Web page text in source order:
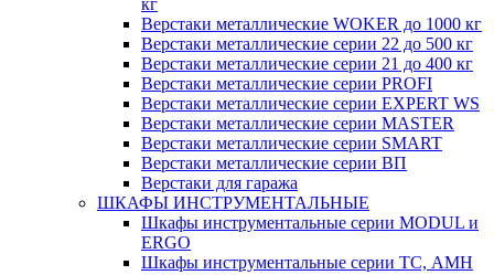
Верстаки металлические WOKER до 1000 кг
Верстаки металлические серии 22 до 500 кг
Верстаки металлические серии 21 до 400 кг
Верстаки металлические серии PROFI
Верстаки металлические серии EXPERT WS
Верстаки металлические серии MASTER
Верстаки металлические серии SMART
Верстаки металлические серии ВП
Верстаки для гаража
ШКАФЫ ИНСТРУМЕНТАЛЬНЫЕ
Шкафы инструментальные серии MODUL и
ERGO
Шкафы инструментальные серии ТС, АМН